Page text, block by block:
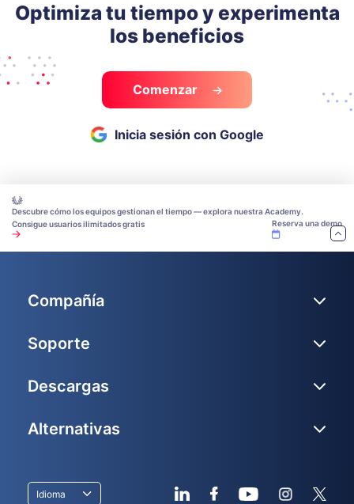
Optimiza tu tiempo y experimenta
los beneficios
Comenzar
Inicia sesión con Google
Descubre cómo los equipos gestionan el tiempo — explora nuestra Academy.
Consigue usuarios ilimitados gratis
Reserva una demo
Idioma
Compañía
Soporte
Descargas
Alternativas